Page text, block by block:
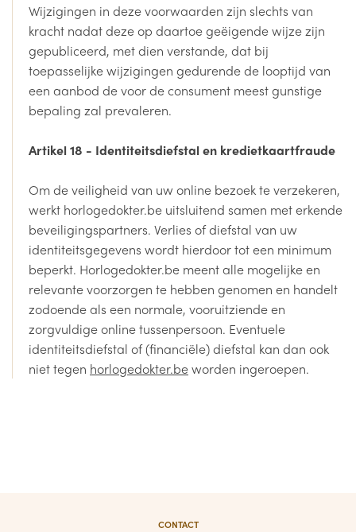
Wijzigingen in deze voorwaarden zijn slechts van
kracht nadat deze op daartoe geëigende wijze zijn
gepubliceerd, met dien verstande, dat bij
toepasselijke wijzigingen gedurende de looptijd van
een aanbod de voor de consument meest gunstige
bepaling zal prevaleren.
Artikel 18 - Identiteitsdiefstal en kredietkaartfraude
Om de veiligheid van uw online bezoek te verzekeren,
werkt horlogedokter.be uitsluitend samen met erkende
beveiligingspartners. Verlies of diefstal van uw
identiteitsgegevens wordt hierdoor tot een minimum
beperkt. Horlogedokter.be meent alle mogelijke en
relevante voorzorgen te hebben genomen en handelt
zodoende als een normale, vooruitziende en
zorgvuldige online tussenpersoon. Eventuele
identiteitsdiefstal of (financiële) diefstal kan dan ook
niet tegen horlogedokter.beworden ingeroepen.
CONTACT